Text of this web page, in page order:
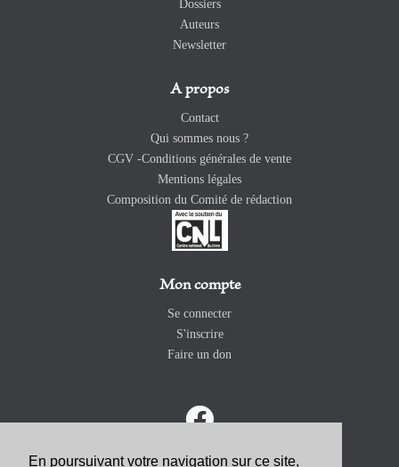
En poursuivant votre navigation sur ce site,
Dossiers
Auteurs
Newsletter
A propos
Contact
Qui sommes nous ?
CGV -Conditions générales de vente
Mentions légales
Composition du Comité de rédaction
Mon compte
Se connecter
S'inscrire
Faire un don